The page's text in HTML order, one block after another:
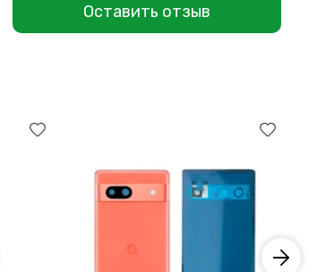
Оставить отзыв